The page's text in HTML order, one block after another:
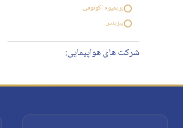
پریمیوم اکونومی
بیزینس
شرکت های هواپیمایی: